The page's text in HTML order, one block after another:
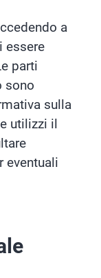
a
essere
parti
sono
sulla
utilizzi il
eventuali